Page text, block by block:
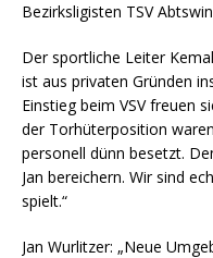
Bezirksligisten TSV
Der sportliche Leiter
ist aus privaten Gründen
Einstieg beim VSV freuen
der Torhüterposition
personell dünn besetzt.
Jan bereichern. Wir sind
spielt.“
Jan Wurlitzer: „Neue